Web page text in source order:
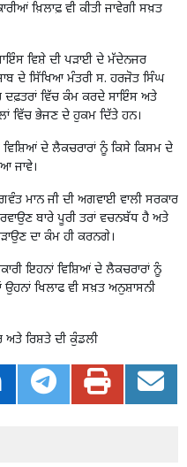
ਖ਼ਿਲਾਫ਼ ਵੀ ਕੀਤੀ ਜਾਵੇਗੀ ਸਖ਼ਤ
ਵਿਸ਼ੇ ਦੀ ਪੜਾਈ ਦੇ ਮੱਦੇਨਜਰ
ਦੇ ਸਿੱਖਿਆ ਮੰਤਰੀ ਸ. ਹਰਜੋਤ ਸਿੰਘ
ਦਫ਼ਤਰਾਂ ਵਿੱਚ ਕੰਮ ਕਰਦੇ ਸਾਇੰਸ ਅਤੇ
ਵਿੱਚ ਭੇਜਣ ਦੇ ਹੁਕਮ ਦਿੱਤੇ ਹਨ।
ਦੇ ਲੈਕਚਰਾਰਾਂ ਨੂੰ ਕਿਸੇ ਕਿਸਮ ਦੇ
ਜਾਵੇ।
ਮਾਨ ਜੀ ਦੀ ਅਗਵਾਈ ਵਾਲੀ ਸਰਕਾਰ
ਬਾਰੇ ਪੂਰੀ ਤਰਾਂ ਵਚਨਬੱਧ ਹੈ ਅਤੇ
ਦਾ ਕੰਮ ਹੀ ਕਰਨਗੇ।
ਇਹਨਾਂ ਵਿਸ਼ਿਆਂ ਦੇ ਲੈਕਚਰਾਰਾਂ ਨੂੰ
ਖਿਲਾਫ ਵੀ ਸਖ਼ਤ ਅਨੁਸ਼ਾਸਨੀ
ਰਿਸ਼ਤੇ ਦੀ ਕੁੰਡਲੀ